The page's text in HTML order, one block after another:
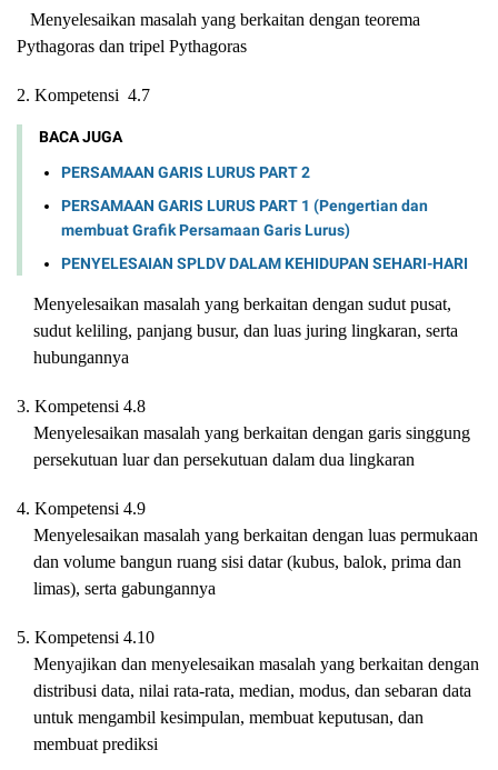
Menyelesaikan masalah yang berkaitan dengan teorema
Pythagoras dan tripel Pythagoras
2. Kompetensi 4.7
BACA JUGA
PERSAMAAN GARIS LURUS PART 2
PERSAMAAN GARIS LURUS PART 1 (Pengertian dan
membuat Grafik Persamaan Garis Lurus)
PENYELESAIAN SPLDV DALAM KEHIDUPAN SEHARI-HARI
Menyelesaikan masalah yang berkaitan dengan sudut pusat,
sudut keliling, panjang busur, dan luas juring lingkaran, serta
hubungannya
3. Kompetensi 4.8
Menyelesaikan masalah yang berkaitan dengan garis singgung
persekutuan luar dan persekutuan dalam dua lingkaran
4. Kompetensi 4.9
Menyelesaikan masalah yang berkaitan dengan luas permukaan
dan volume bangun ruang sisi datar (kubus, balok, prima dan
limas), serta gabungannya
5. Kompetensi 4.10
Menyajikan dan menyelesaikan masalah yang berkaitan dengan
distribusi data, nilai rata-rata, median, modus, dan sebaran data
untuk mengambil kesimpulan, membuat keputusan, dan
membuat prediksi